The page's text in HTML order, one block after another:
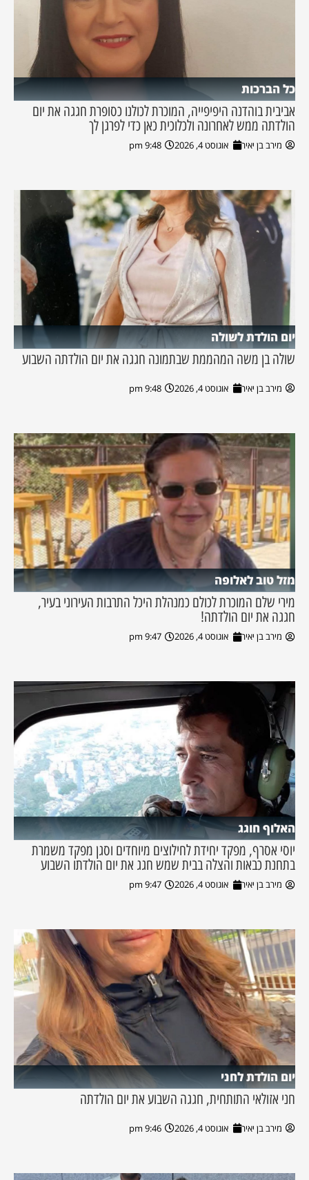
כל הברכות
אביבית בוהדנה היפיפייה, המוכרת לכולנו כסופרת חגגה את יום
הולדתה ממש לאחרונה ולכלוכית כאן כדי לפרגן לך
מירב בן יאיר אוגוסט 4, 2026 9:48 pm
יום הולדת לשולה
שולה בן משה המהממת שבתמונה חגגה את יום הולדתה השבוע
מירב בן יאיר אוגוסט 4, 2026 9:48 pm
מזל טוב לאלופה
מירי שלם המוכרת לכולם כמנהלת היכל התרבות העירוני בעיר,
חגגה את יום הולדתה!
מירב בן יאיר אוגוסט 4, 2026 9:47 pm
האלוף חוגג
יוסי אסרף, מפקד יחידת לחילוצים מיוחדים וסגן מפקד משמרת
בתחנת כבאות והצלה בבית שמש חגג את יום הולדתו השבוע
מירב בן יאיר אוגוסט 4, 2026 9:47 pm
יום הולדת לחני
חני אזולאי התותחית, חגגה השבוע את יום הולדתה
מירב בן יאיר אוגוסט 4, 2026 9:46 pm